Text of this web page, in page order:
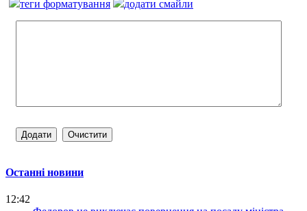
теги форматування додати смайли
Останні новини
12:42